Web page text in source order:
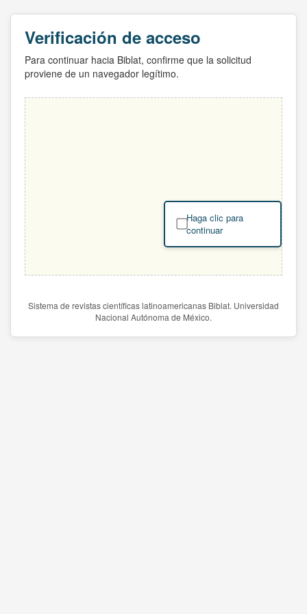
Verificación de acceso
Para continuar hacia Biblat, confirme que la solicitud
proviene de un navegador legítimo.
Haga clic para
continuar
Sistema de revistas científicas latinoamericanas Biblat. Universidad
Nacional Autónoma de México.